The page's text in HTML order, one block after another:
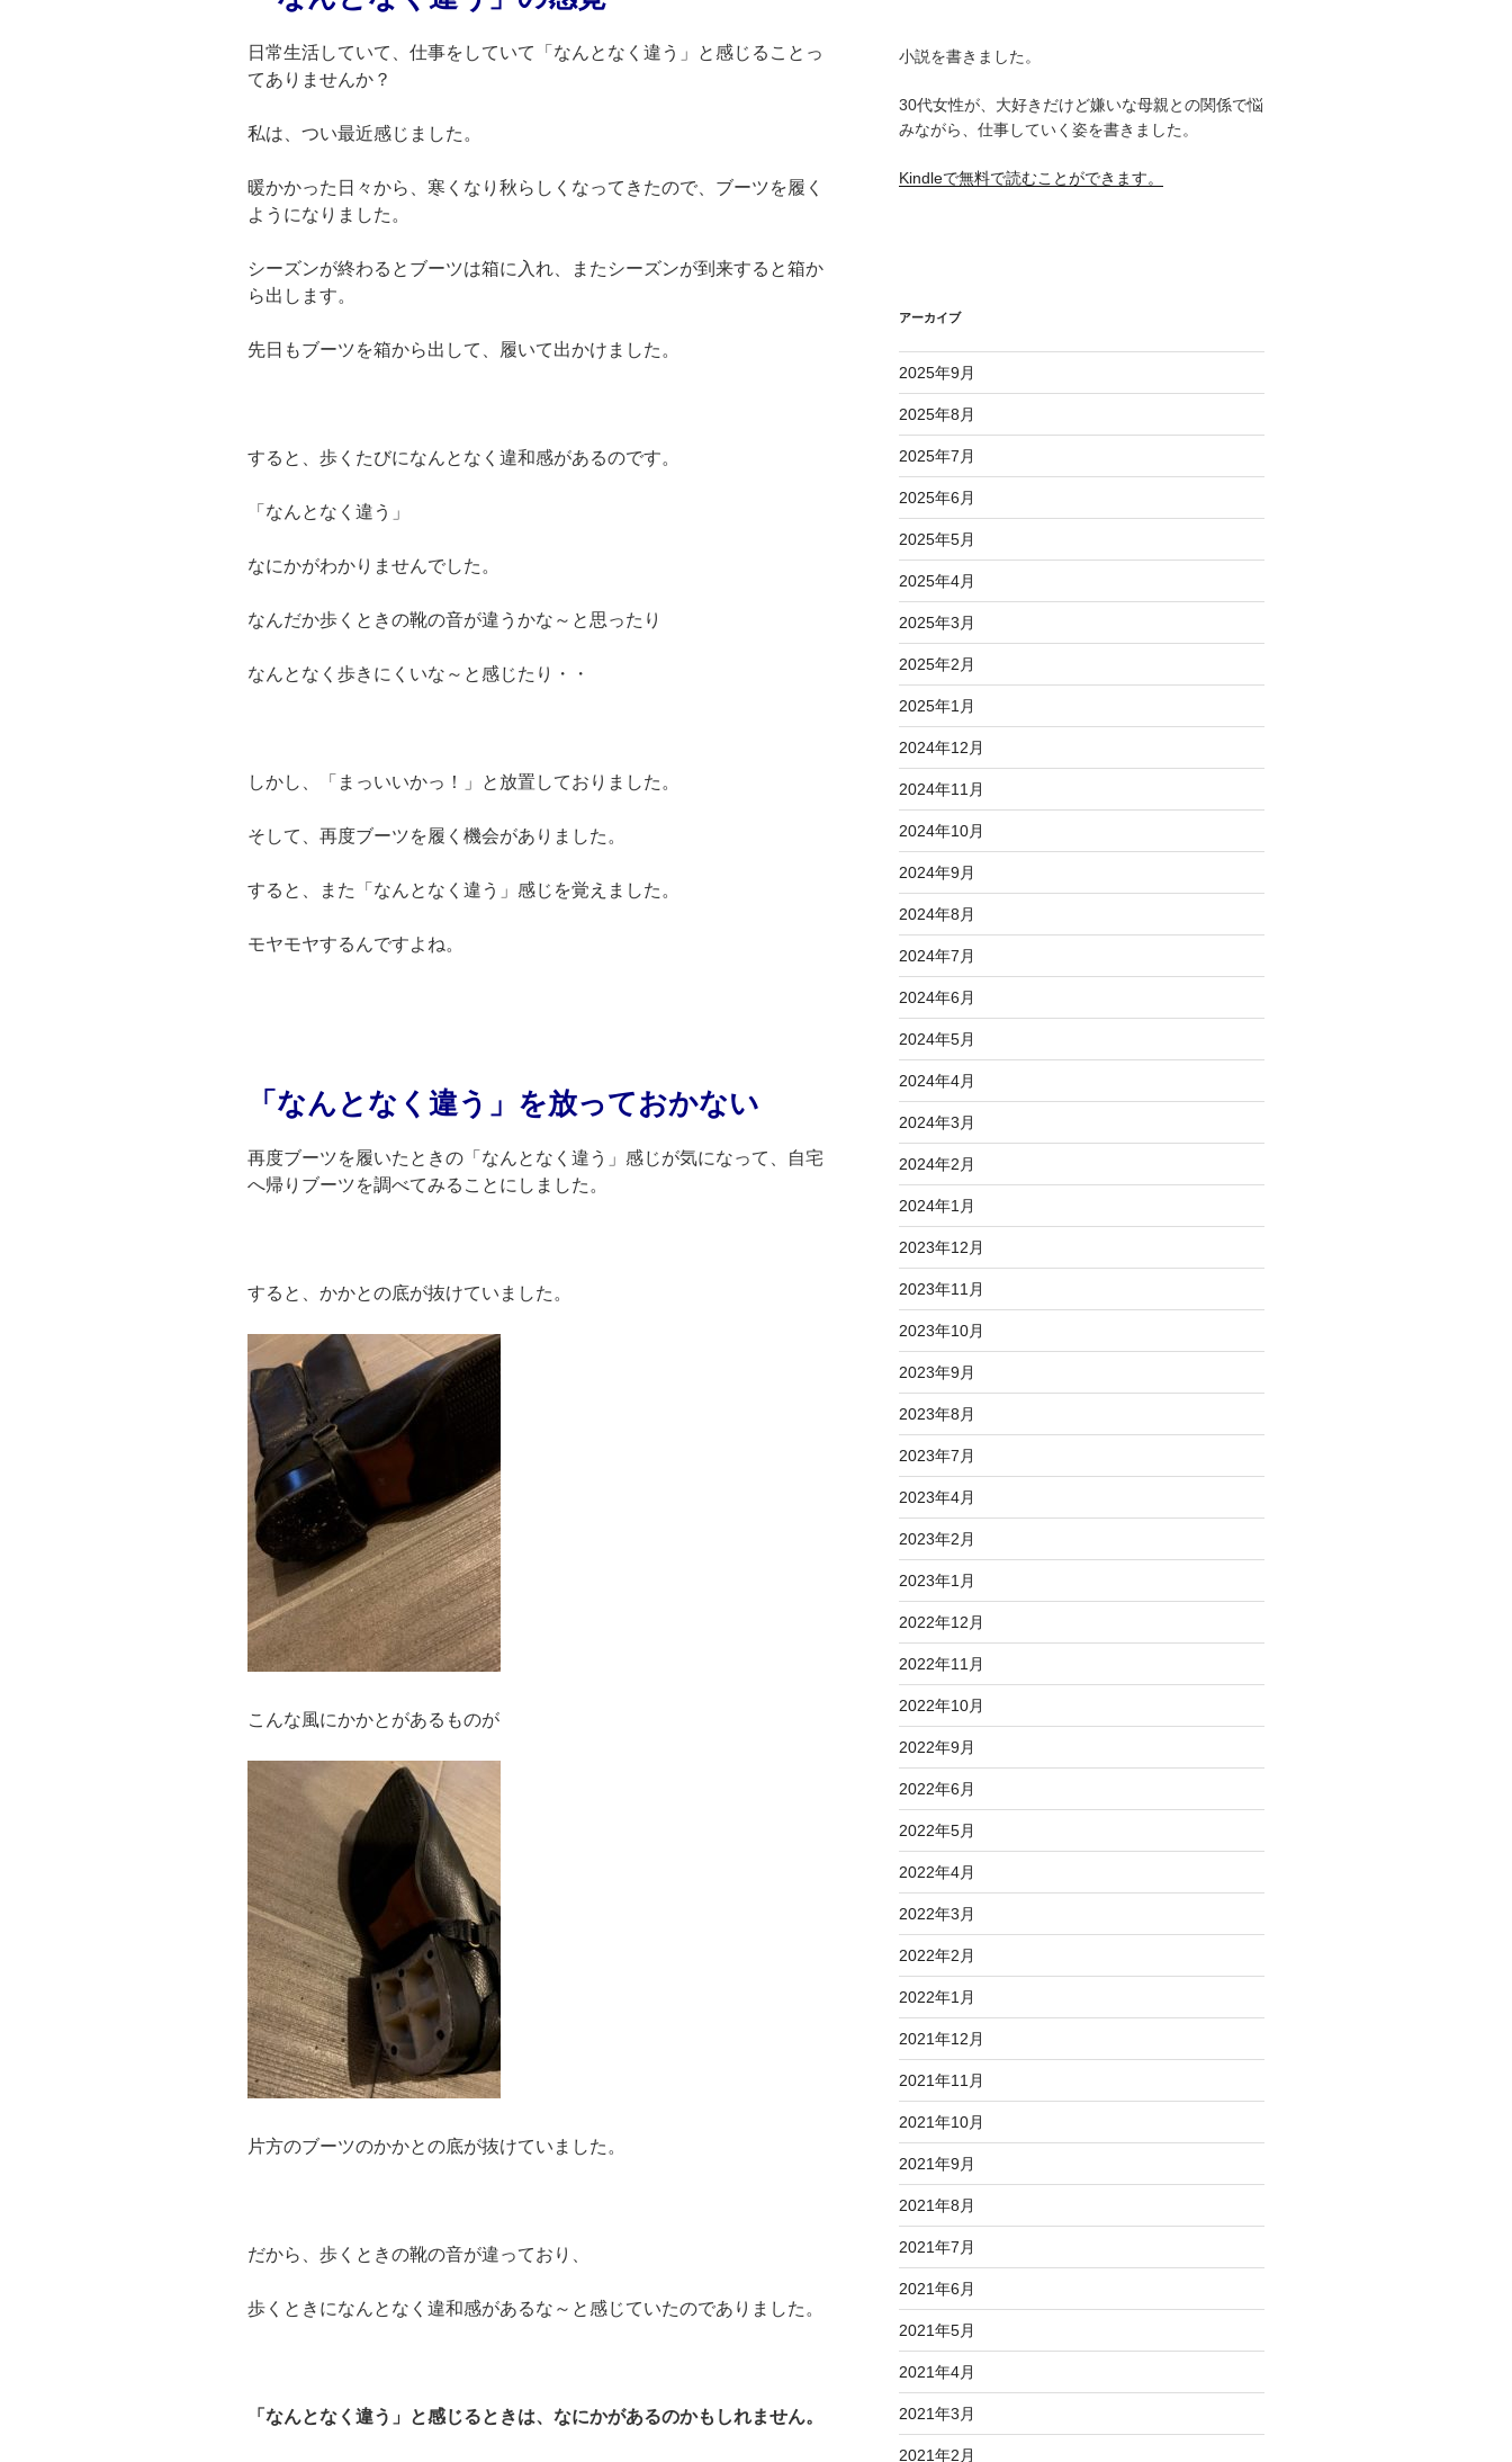
日常生活していて、仕事をしていて「なんとなく違う」と感じることっ
てありませんか？
私は、つい最近感じました。
暖かかった日々から、寒くなり秋らしくなってきたので、ブーツを履く
ようになりました。
シーズンが終わるとブーツは箱に入れ、またシーズンが到来すると箱か
ら出します。
先日もブーツを箱から出して、履いて出かけました。
すると、歩くたびになんとなく違和感があるのです。
「なんとなく違う」
なにかがわかりませんでした。
なんだか歩くときの靴の音が違うかな～と思ったり
なんとなく歩きにくいな～と感じたり・・
しかし、「まっいいかっ！」と放置しておりました。
そして、再度ブーツを履く機会がありました。
すると、また「なんとなく違う」感じを覚えました。
モヤモヤするんですよね。
「なんとなく違う」を放っておかない
再度ブーツを履いたときの「なんとなく違う」感じが気になって、自宅
へ帰りブーツを調べてみることにしました。
すると、かかとの底が抜けていました。
こんな風にかかとがあるものが
片方のブーツのかかとの底が抜けていました。
だから、歩くときの靴の音が違っており、
歩くときになんとなく違和感があるな～と感じていたのでありました。
「なんとなく違う」と感じるときは、なにかがあるのかもしれません。
小説を書きました。
30代女性が、大好きだけど嫌いな母親との関係で悩
みながら、仕事していく姿を書きました。
Kindleで無料で読むことができます。
アーカイブ
2025年9月
2025年8月
2025年7月
2025年6月
2025年5月
2025年4月
2025年3月
2025年2月
2025年1月
2024年12月
2024年11月
2024年10月
2024年9月
2024年8月
2024年7月
2024年6月
2024年5月
2024年4月
2024年3月
2024年2月
2024年1月
2023年12月
2023年11月
2023年10月
2023年9月
2023年8月
2023年7月
2023年4月
2023年2月
2023年1月
2022年12月
2022年11月
2022年10月
2022年9月
2022年6月
2022年5月
2022年4月
2022年3月
2022年2月
2022年1月
2021年12月
2021年11月
2021年10月
2021年9月
2021年8月
2021年7月
2021年6月
2021年5月
2021年4月
2021年3月
2021年2月